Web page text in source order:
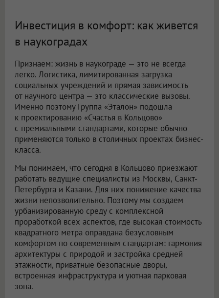
Инвестиция в комфорт: как живется
в наукоградах
Признаем: жизнь в наукограде — это не всегда
легко. Логистика, лимитированная загрузка
социальных учреждений и прямая зависимость
от научного центра — это классические вызовы.
Именно поэтому Группа «Эталон» подошла
к проектированию «Счастья в Кольцово»
с премиальными стандартами, которые обычно
применяются только в столичных проектах бизнес-
класса.
Мы понимаем, что сегодня в Кольцово приезжают
работать ведущие специалисты из Москвы, Санкт-
Петербурга и Казани. Для них понижение качества
жизни непозволительно. Поэтому мы создаем
урбанизированную среду с комплексной
проработкой всех аспектов, где высокая стоимость
квадратного метра оправдана безусловным
комфортом по современным стандартам: гармония
архитектуры с природой и застройка средней
этажности, приватные безопасные дворы,
встроенная инфраструктура и уютная парковая
зона.